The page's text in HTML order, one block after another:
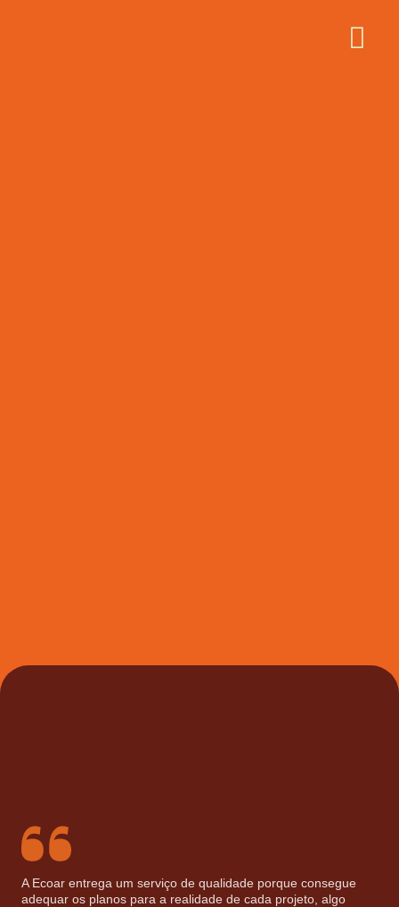
A Ecoar entrega um serviço de qualidade porque consegue
adequar os planos para a realidade de cada projeto, algo